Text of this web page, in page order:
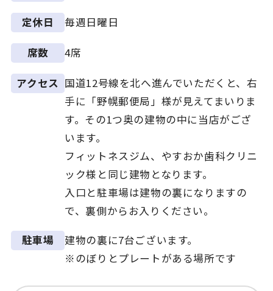
定休日 毎週日曜日
席数 4席
アクセス 国道12号線を北へ進んでいただくと、右
手に「野幌郵便局」様が見えてまいりま
す。その1つ奥の建物の中に当店がござ
います。
フィットネスジム、やすおか歯科クリニ
ック様と同じ建物となります。
入口と駐車場は建物の裏になりますの
で、裏側からお入りください。
駐車場
建物の裏に7台ございます。
※のぼりとプレートがある場所です